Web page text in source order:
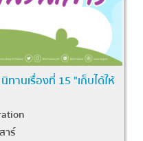
านเรื่องที่ 15 "เก็บได้ให้
าร์